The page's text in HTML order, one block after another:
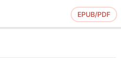
EPUB/PDF